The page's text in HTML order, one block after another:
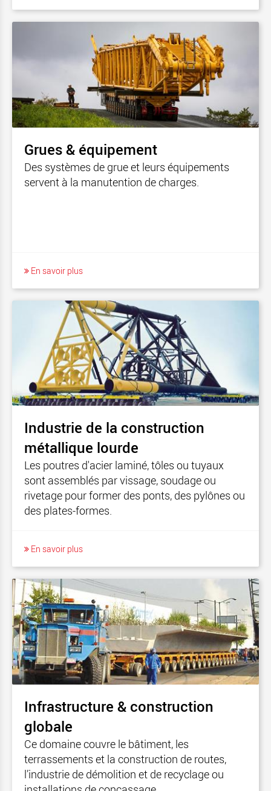
Grues & équipement
Des systèmes de grue et leurs équipements
servent à la manutention de charges.
En savoir plus
Industrie de la construction
métallique lourde
Les poutres d'acier laminé, tôles ou tuyaux
sont assemblés par vissage, soudage ou
rivetage pour former des ponts, des pylônes ou
des plates-formes.
En savoir plus
Infrastructure & construction
globale
Ce domaine couvre le bâtiment, les
terrassements et la construction de routes,
l’industrie de démolition et de recyclage ou